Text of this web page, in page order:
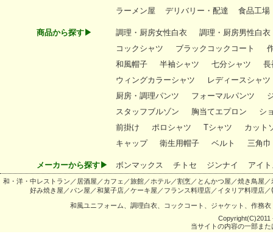
ラーメン屋
デリバリー・配達 食品工場
商品から探す▶ 調理・厨房女性白衣
調理・厨房男性白衣
コックシャツ
ブラックコックコート
和風帽子
半袖シャツ 七分シャツ
長
ウィングカラーシャツ
レディースシャツ
厨房・調理パンツ
フォーマルパンツ
スタッフブルゾン
胸当てエプロン
シ
前掛け
ポロシャツ Tシャツ
カット
キャップ
衛生用帽子 ベルト 三角巾
メーカーから探す▶ ボンマックス チトセ ジンナイ アイ
和・洋・中レストラン／居酒屋／カフェ／旅館／ホテル／割烹／とんかつ屋／焼き鳥屋
好み焼き屋／パン屋／和菓子店／ケーキ屋／フランス料理店／イタリア料理店
和風ユニフォーム、調理白衣、コックコート、ジャケット、作務
Copyright(C)2011
当サイトの内容の一部ま